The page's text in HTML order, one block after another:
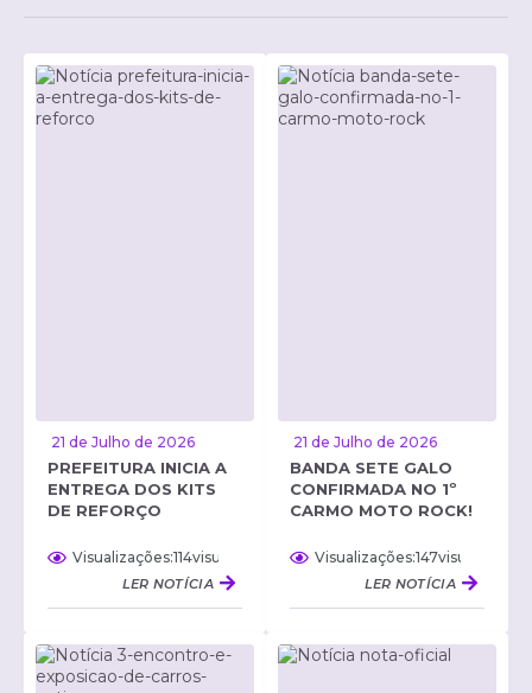
PREFEITURA INICIA A
ENTREGA DOS KITS
DE REFORÇO
21 de Julho de 2026
114visualizações
LER NOTÍCIA
BANDA SETE GALO
CONFIRMADA NO 1º
CARMO MOTO ROCK!
21 de Julho de 2026
147visualizações
LER NOTÍCIA